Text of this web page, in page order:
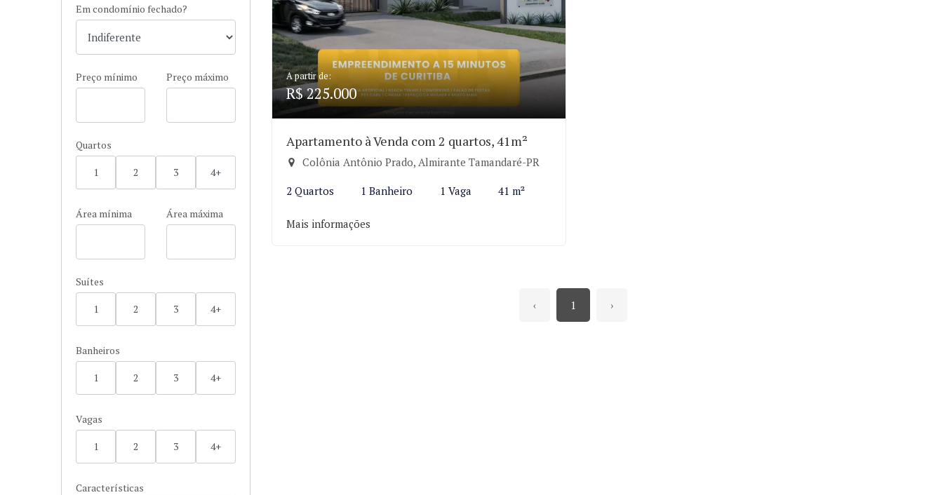
Em condomínio fechado?
Preço mínimo Preço máximo
Quartos
1 2 3 4+
Área mínima Área máxima
Suítes
1 2 3 4+
Banheiros
1 2 3 4+
Vagas
1 2 3 4+
Características
A partir de:
R$ 225.000
Apartamento à Venda com 2 quartos, 41m²
Colônia Antônio Prado, Almirante Tamandaré-PR
2 Quartos 1 Banheiro 1 Vaga 41 m²
Mais informações
‹ 1 ›